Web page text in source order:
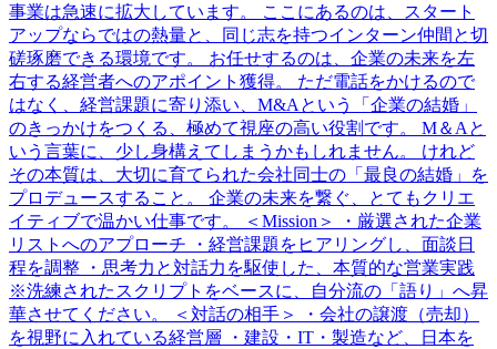
事業は急速に拡大しています。 ここにあるのは、スタート
アップならではの熱量と、同じ志を持つインターン仲間と切
磋琢磨できる環境です。 お任せするのは、企業の未来を左
右する経営者へのアポイント獲得。 ただ電話をかけるので
はなく、経営課題に寄り添い、M&Aという「企業の結婚」
のきっかけをつくる、極めて視座の高い役割です。 M＆Aと
いう言葉に、少し身構えてしまうかもしれません。 けれど
その本質は、大切に育てられた会社同士の「最良の結婚」を
プロデュースすること。 企業の未来を繋ぐ、とてもクリエ
イティブで温かい仕事です。 ＜Mission＞ ・厳選された企業
リストへのアプローチ ・経営課題をヒアリングし、面談日
程を調整 ・思考力と対話力を駆使した、本質的な営業実践
※洗練されたスクリプトをベースに、自分流の「語り」へ昇
華させてください。 ＜対話の相手＞ ・会社の譲渡（売却）
を視野に入れている経営層 ・建設・IT・製造など、日本を